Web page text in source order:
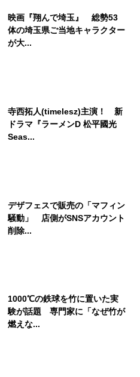
映画『翔んで埼玉』 総勢53
体の埼玉県ご当地キャラクター
が大...
寺西拓人(timelesz)主演！ 新
ドラマ『ラーメンD 松平國光
Seas...
デザフェスで販売の「マフィン
騒動」 店側がSNSアカウント
削除...
1000℃の鉄球を竹に置いた実
験が話題 専門家に「なぜ竹が
燃えな...